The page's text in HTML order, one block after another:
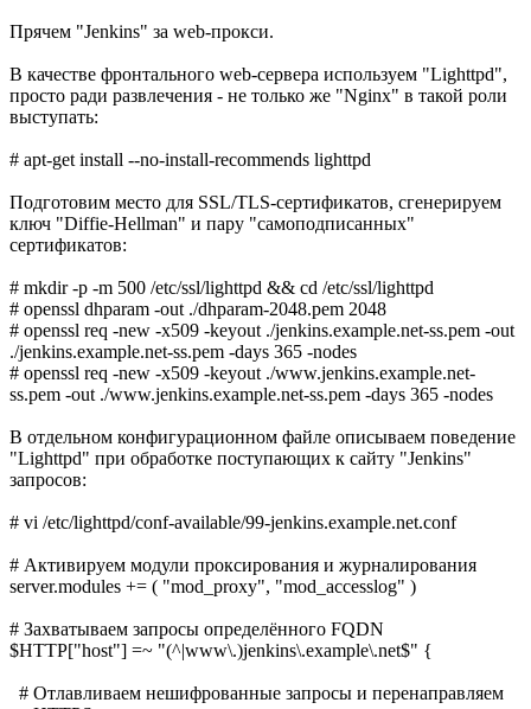
Прячем "Jenkins" за web-прокси.
В качестве фронтального web-сервера используем "Lighttpd",
просто ради развлечения - не только же "Nginx" в такой роли
выступать:
# apt-get install --no-install-recommends lighttpd
Подготовим место для SSL/TLS-сертификатов, сгенерируем
ключ "Diffie-Hellman" и пару "самоподписанных"
сертификатов:
# mkdir -p -m 500 /etc/ssl/lighttpd && cd /etc/ssl/lighttpd
# openssl dhparam -out ./dhparam-2048.pem 2048
# openssl req -new -x509 -keyout ./jenkins.example.net-ss.pem -out
./jenkins.example.net-ss.pem -days 365 -nodes
# openssl req -new -x509 -keyout ./www.jenkins.example.net-
ss.pem -out ./www.jenkins.example.net-ss.pem -days 365 -nodes
В отдельном конфигурационном файле описываем поведение
"Lighttpd" при обработке поступающих к сайту "Jenkins"
запросов:
# vi /etc/lighttpd/conf-available/99-jenkins.example.net.conf
# Активируем модули проксирования и журналирования
server.modules += ( "mod_proxy", "mod_accesslog" )
# Захватываем запросы определённого FQDN
$HTTP["host"] =~ "(^|www\.)jenkins\.example\.net$" {
# Отлавливаем нешифрованные запросы и перенаправляем